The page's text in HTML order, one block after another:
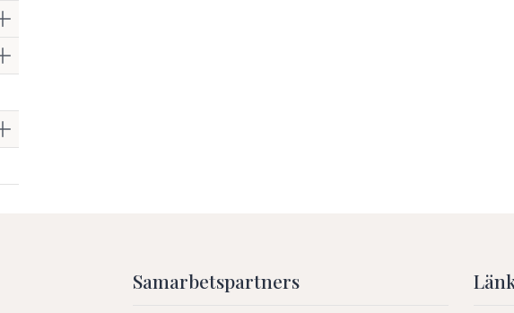
Visa/Göm undermeny
Visa/Göm undermeny
Visa/Göm undermeny
Samarbetspartners